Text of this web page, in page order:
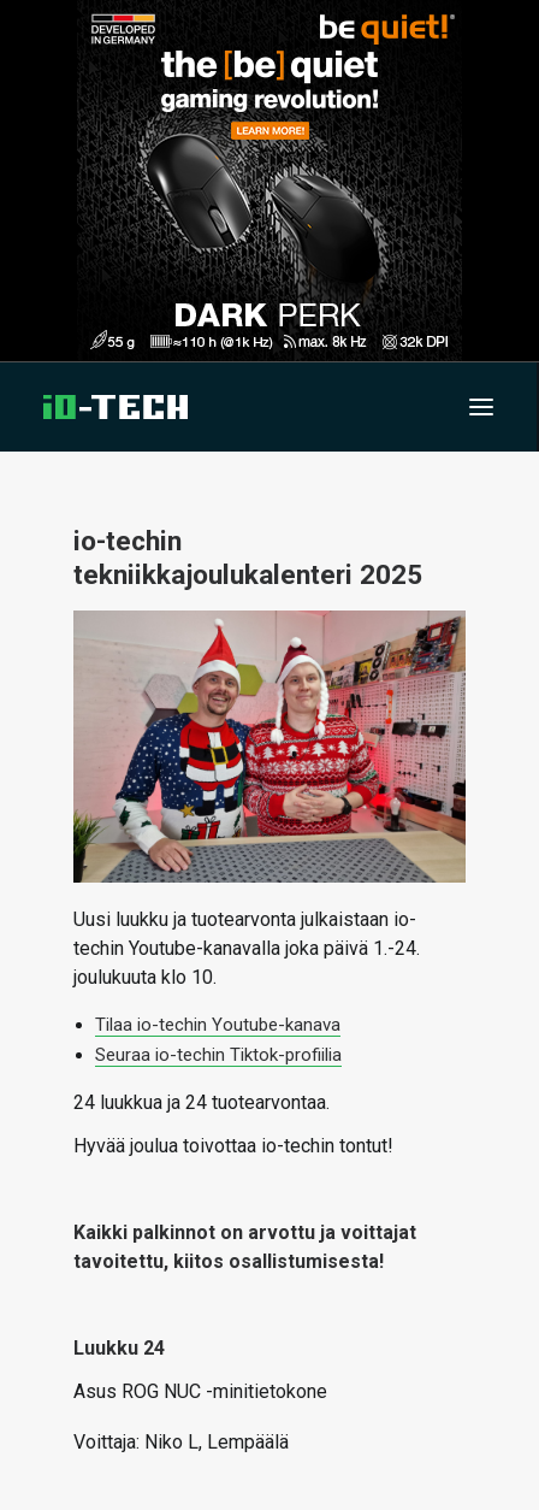
ARTIKKELIT
KAUPPA
VAIHDA TEEMA
HAKU
io-techin
tekniikkajoulukalenteri 2025
Uusi luukku ja tuotearvonta julkaistaan io-
techin Youtube-kanavalla joka päivä 1.-24.
joulukuuta klo 10.
Tilaa io-techin Youtube-kanava
Seuraa io-techin Tiktok-profiilia
24 luukkua ja 24 tuotearvontaa.
Hyvää joulua toivottaa io-techin tontut!
Kaikki palkinnot on arvottu ja voittajat
tavoitettu, kiitos osallistumisesta!
Luukku 24
Asus ROG NUC -minitietokone
Voittaja: Niko L, Lempäälä